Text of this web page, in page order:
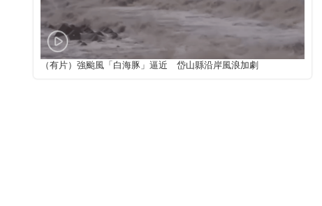
（有片）強颱風「白海豚」逼近 岱山縣沿岸風浪加劇